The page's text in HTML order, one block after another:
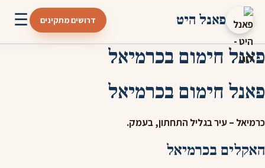
פאנל היט דרושים מתקינים ☰
פאנל חימום בכרמיאל
פאנל חימום בכרמיאל
כרמיאל – עיר בגליל התחתון, בעמק.
האקלים בכרמיאל